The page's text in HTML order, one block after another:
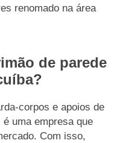
renomado na área
de parede
corpos e apoios de
uma empresa que
Com isso,